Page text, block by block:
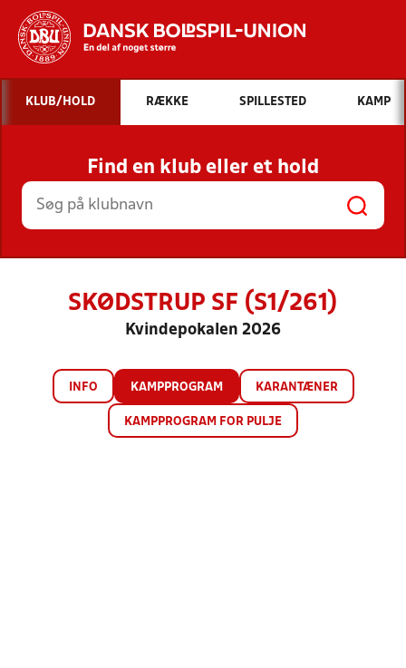
Hvad vil du søge efter?
INDHOLD OG NYHEDER
STILLINGER, RESULTATER, KLUBBER OG
HOLD
KLUB/HOLD RÆKKE SPILLESTED KAMP
Find en klub eller et hold
SKØDSTRUP SF (S1/261)
Kvindepokalen 2026
INFO KAMPPROGRAM KARANTÆNER
KAMPPROGRAM FOR PULJE